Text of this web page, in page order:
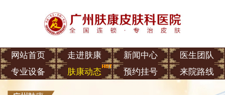
网站首页 走进肤康 新闻中心
医生团队
专业设备
肤康动态 预约挂号 来院路线